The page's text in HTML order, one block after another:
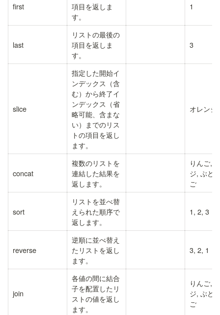
first
項目を返しま
す。
1
last
リストの最後の
項目を返しま
す。
3
slice
指定した開始イ
ンデックス（含
む）から終了イ
ンデックス（省
略可能、含まな
い）までのリス
トの項目を返し
ます。
オレンジ
concat
複数のリストを
連結した結果を
返します。
りんご,
ジ, ぶど
ご
sort
リストを並べ替
えられた順序で
返します。
1, 2, 3
reverse
逆順に並べ替え
たリストを返し
ます。
3, 2, 1
join
各値の間に結合
子を配置したリ
ストの値を返し
ます。
りんご,
ジ, ぶど
ご